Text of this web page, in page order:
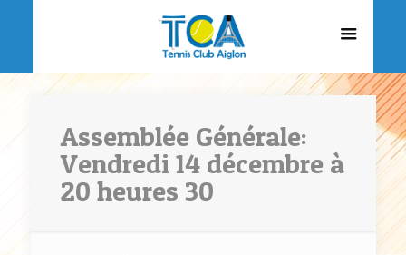
Assemblée Générale:
Vendredi 14 décembre à
20 heures 30